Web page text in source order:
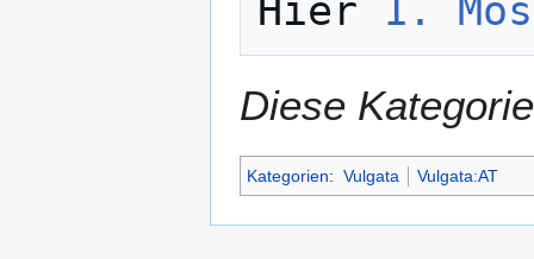
Hier 1.
Diese
Kategorien: Vulgata Vulgata:AT